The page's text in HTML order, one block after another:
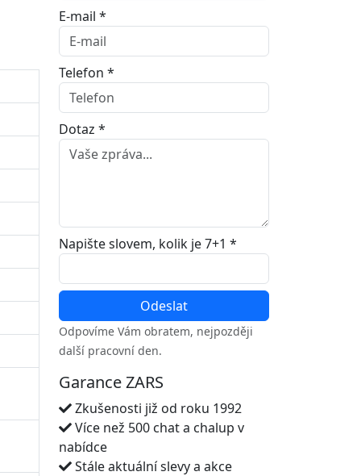
E-mail *
Telefon *
Dotaz *
Napište slovem, kolik je 7+1 *
Odpovíme Vám obratem, nejpozději
další pracovní den.
Garance ZARS
Zkušenosti již od roku 1992
Více než 500 chat a chalup v
nabídce
Stále aktuální slevy a akce